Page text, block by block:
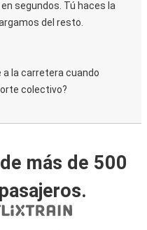
segundos. Tú haces la
del resto.
a la carretera cuando
colectivo?
más de 500